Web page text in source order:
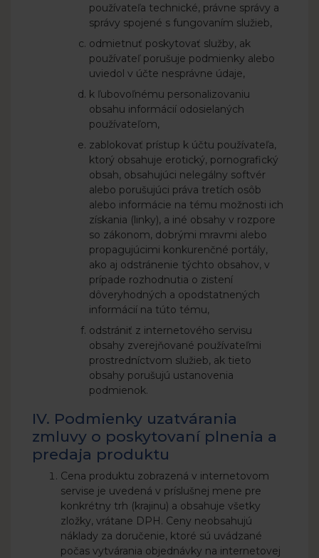
používateľa technické, právne správy a
správy spojené s fungovaním služieb,
odmietnuť poskytovať služby, ak
používateľ porušuje podmienky alebo
uviedol v účte nesprávne údaje,
k ľubovoľnému personalizovaniu
obsahu informácií odosielaných
používateľom,
zablokovať prístup k účtu používateľa,
ktorý obsahuje erotický, pornografický
obsah, obsahujúci nelegálny softvér
alebo porušujúci práva tretích osôb
alebo informácie na tému možnosti ich
získania (linky), a iné obsahy v rozpore
so zákonom, dobrými mravmi alebo
propagujúcimi konkurenčné portály,
ako aj odstránenie týchto obsahov, v
prípade rozhodnutia o zistení
dôveryhodných a opodstatnených
informácií na túto tému,
odstrániť z internetového servisu
obsahy zverejňované používateľmi
prostredníctvom služieb, ak tieto
obsahy porušujú ustanovenia
podmienok.
IV. Podmienky uzatvárania
zmluvy o poskytovaní plnenia a
predaja produktu
Cena produktu zobrazená v internetovom
servise je uvedená v príslušnej mene pre
konkrétny trh (krajinu) a obsahuje všetky
zložky, vrátane DPH. Ceny neobsahujú
náklady za doručenie, ktoré sú uvádzané
počas vytvárania objednávky na internetovej